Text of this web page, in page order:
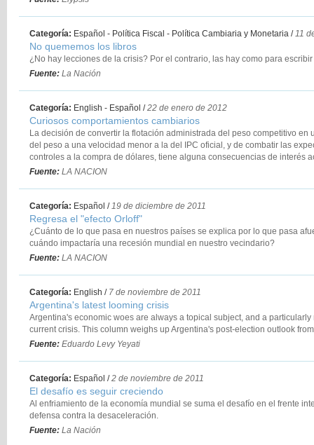
Categoría: Español - Política Fiscal - Política Cambiaria y Monetaria /11
No quememos los libros
¿No hay lecciones de la crisis? Por el contrario, las hay como para
Fuente: La Nación
Categoría: English - Español /22 de enero de 2012
Curiosos comportamientos cambiarios
La decisión de convertir la flotación administrada del peso competitivo en
del peso a una velocidad menor a la del IPC oficial, y de combatir las
controles a la compra de dólares, tiene alguna consecuencias de interés
Fuente: LA NACION
Categoría: Español /19 de diciembre de 2011
Regresa el "efecto Orloff"
¿Cuánto de lo que pasa en nuestros países se explica por lo que pasa
cuándo impactaría una recesión mundial en nuestro vecindario?
Fuente: LA NACION
Categoría: English / 7 de noviembre de 2011
Argentina's latest looming crisis
Argentina's economic woes are always a topical subject, and a
current crisis. This column weighs up Argentina's post-election outlook
Fuente: Eduardo Levy Yeyati
Categoría: Español /2 de noviembre de 2011
El desafío es seguir creciendo
Al enfriamiento de la economía mundial se suma el desafío en el frente
defensa contra la desaceleración.
Fuente: La Nación